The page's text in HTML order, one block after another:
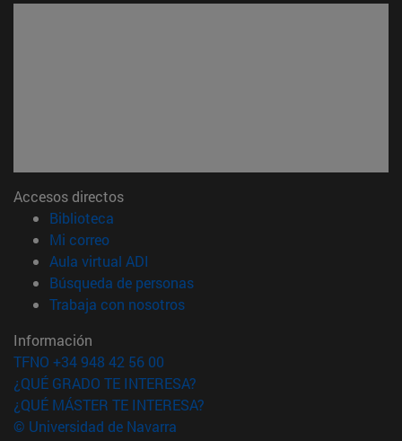
Accesos directos
Biblioteca
Mi correo(abre en nueva ventana)
Aula virtual ADI
Búsqueda de personas(abre en nueva ventana)
Trabaja con nosotros(abre en nueva ventana)
Información
TFNO +34 948 42 56 00
¿QUÉ GRADO TE INTERESA?
¿QUÉ MÁSTER TE INTERESA?
© Universidad de Navarra